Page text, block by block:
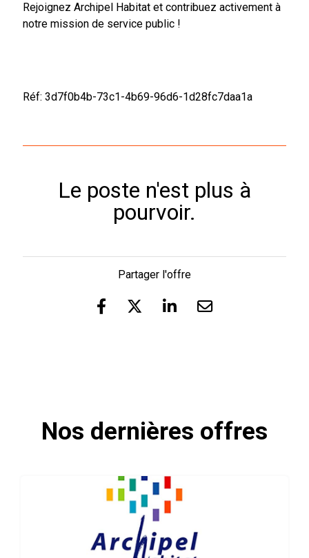
Rejoignez Archipel Habitat et contribuez activement à
notre mission de service public !
Réf: 3d7f0b4b-73c1-4b69-96d6-1d28fc7daa1a
Le poste n'est plus à
pourvoir.
Partager l'offre
Nos dernières offres